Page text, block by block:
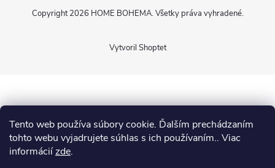
Tento web používa súbory cookie. Ďalším prechádzaním
tohto webu vyjadrujete súhlas s ich používaním.. Viac
informáciízde.
Vytvoril Shoptet
Copyright 2026 HOME BOHEMA. Všetky práva vyhradené.